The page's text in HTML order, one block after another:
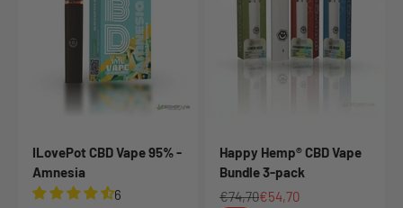
ILovePot CBD Vape 95% -
Amnesia
6
Happy Hemp® CBD Vape
Bundle 3-pack
Regulärer Preis
€74,70Angebot
€54,70